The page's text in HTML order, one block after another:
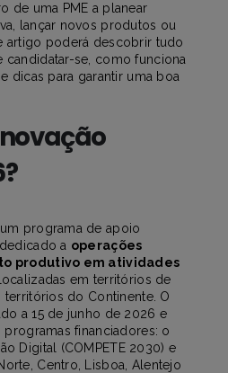
de uma PME a planear
lançar novos produtos ou
artigo poderá descobrir tudo
se, como funciona
dicas para garantir uma boa
programa de apoio
a operações
produtivo em atividades
em territórios de
do Continente. O
a 15 de junho de 2026 e
financiadores: o
Digital (COMPETE 2030) e
Centro, Lisboa, Alentejo